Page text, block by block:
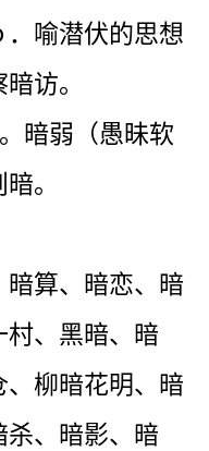
．喻潜伏的思想
访。
暗弱（愚昧软
。
暗算、暗恋、暗
村、黑暗、暗
柳暗花明、暗
杀、暗影、暗